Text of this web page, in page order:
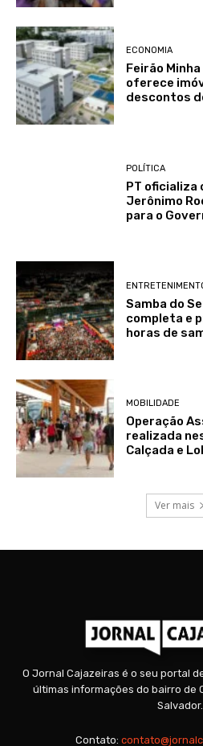
ECONOMIA
Feirão
oferece
descontos
POLÍTICA
PT oficializa
Jerônimo
para o
Samba do
completa e
horas de
MOBILIDADE
Operação
realizada
Calçada e
Ver mais
O Jornal Cajazeiras é o seu portal
últimas informações do bairro de
Salvador.
Contato: